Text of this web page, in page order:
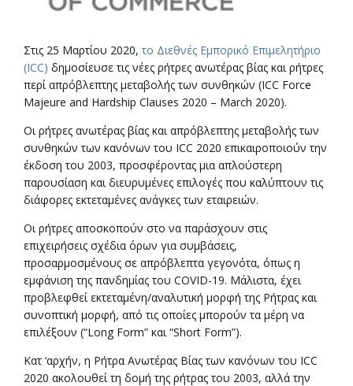
Στις 25 Μαρτίου 2020, το Διεθνές Εμπορικό Επιμελητήριο
(ICC) δημοσίευσε τις νέες ρήτρες ανωτέρας βίας και ρήτρες
περί απρόβλεπτης μεταβολής των συνθηκών (ICC Force
Majeure and Hardship Clauses 2020 – March 2020).
Οι ρήτρες ανωτέρας βίας και απρόβλεπτης μεταβολής των
συνθηκών των κανόνων του ICC 2020 επικαιροποιούν την
έκδοση του 2003, προσφέροντας μια απλούστερη
παρουσίαση και διευρυμένες επιλογές που καλύπτουν τις
διάφορες εκτεταμένες ανάγκες των εταιρειών.
Οι ρήτρες αποσκοπούν στο να παράσχουν στις
επιχειρήσεις σχέδια όρων για συμβάσεις,
προσαρμοσμένους σε απρόβλεπτα γεγονότα, όπως η
εμφάνιση της πανδημίας του COVID-19. Μάλιστα, έχει
προβλεφθεί εκτεταμένη/αναλυτική μορφή της Ρήτρας και
συνοπτική μορφή, από τις οποίες μπορούν τα μέρη να
επιλέξουν (“Long Form” και “Short Form”).
Κατ ‘αρχήν, η Ρήτρα Ανωτέρας Βίας των κανόνων του ICC
2020 ακολουθεί τη δομή της ρήτρας του 2003, αλλά την